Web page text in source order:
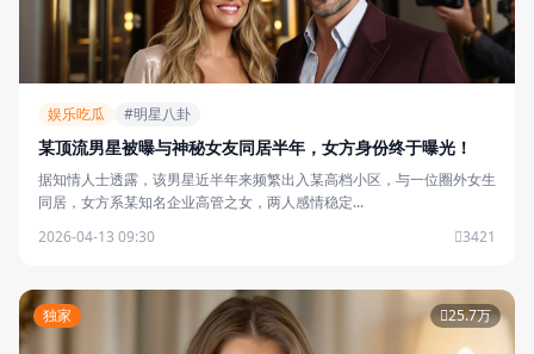
娱乐吃瓜 #明星八卦
某顶流男星被曝与神秘女友同居半年，女方身份终于曝光！
据知情人士透露，该男星近半年来频繁出入某高档小区，与一位圈外女生
同居，女方系某知名企业高管之女，两人感情稳定...
2026-04-13 09:30
3421
独家 25.7万